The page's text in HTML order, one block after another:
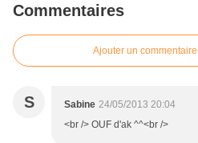
Commentaires
Ajouter un commentaire
S Sabine 24/05/2013 20:04
<br /> OUF d'ak ^^<br />